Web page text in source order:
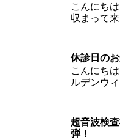
こんにち
収まって
休診日の
こんにち
ルデンウ
超音波検
弾！